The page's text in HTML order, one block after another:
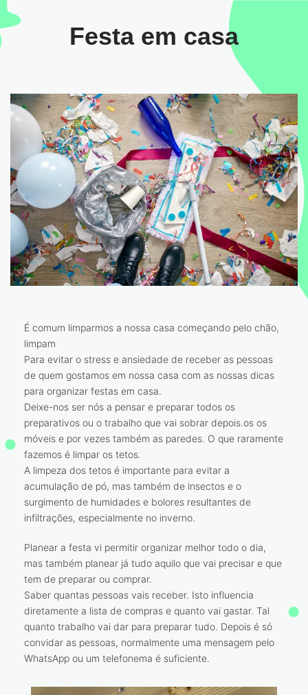
Festa em casa
É comum limparmos a nossa casa começando pelo chão,
limpam
Para evitar o stress e ansiedade de receber as pessoas
de quem gostamos em nossa casa com as nossas dicas
para organizar festas em casa.
Deixe-nos ser nós a pensar e preparar todos os
preparativos ou o trabalho que vai sobrar depois.os os
móveis e por vezes também as paredes. O que raramente
fazemos é limpar os tetos.
A limpeza dos tetos é importante para evitar a
acumulação de pó, mas também de insectos e o
surgimento de humidades e bolores resultantes de
infiltrações, especialmente no inverno.
Planear a festa vi permitir organizar melhor todo o dia,
mas também planear já tudo aquilo que vai precisar e que
tem de preparar ou comprar.
Saber quantas pessoas vais receber. Isto influencia
diretamente a lista de compras e quanto vai gastar. Tal
quanto trabalho vai dar para preparar tudo. Depois é só
convidar as pessoas, normalmente uma mensagem pelo
WhatsApp ou um telefonema é suficiente.